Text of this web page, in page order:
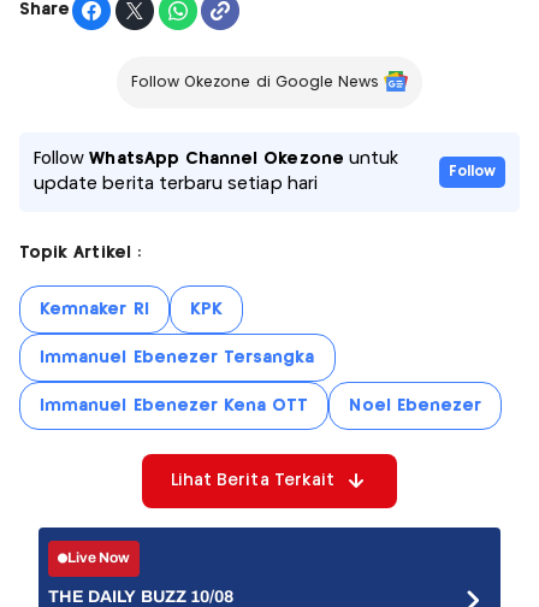
Share
Follow Okezone di Google News
FollowWhatsApp Channel Okezone untuk
update berita terbaru setiap hari
Follow
Topik Artikel :
Kemnaker RI KPK
Immanuel Ebenezer Tersangka
Immanuel Ebenezer Kena OTT Noel Ebenezer
Lihat Berita Terkait
Live Now
THE DAILY BUZZ 10/08